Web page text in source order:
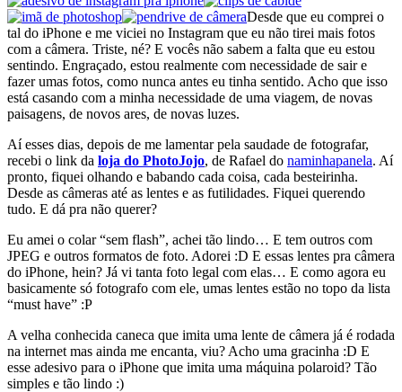
Desde que eu comprei o
tal do iPhone e me viciei no Instagram que eu não tirei mais fotos
com a câmera. Triste, né? E vocês não sabem a falta que eu estou
sentindo. Engraçado, estou realmente com necessidade de sair e
fazer umas fotos, como nunca antes eu tinha sentido. Acho que isso
está casando com a minha necessidade de uma viagem, de novas
paisagens, de novos ares, de novas luzes.
Aí esses dias, depois de me lamentar pela saudade de fotografar,
recebi o link da loja do PhotoJojo, de Rafael do naminhapanela. Aí
pronto, fiquei olhando e babando cada coisa, cada besteirinha.
Desde as câmeras até as lentes e as futilidades. Fiquei querendo
tudo. E dá pra não querer?
Eu amei o colar “sem flash”, achei tão lindo… E tem outros com
JPEG e outros formatos de foto. Adorei :D E essas lentes pra câmera
do iPhone, hein? Já vi tanta foto legal com elas… E como agora eu
basicamente só fotografo com ele, umas lentes estão no topo da lista
“must have” :P
A velha conhecida caneca que imita uma lente de câmera já é rodada
na internet mas ainda me encanta, viu? Acho uma gracinha :D E
esse adesivo para o iPhone que imita uma máquina polaroid? Tão
simples e tão lindo :)